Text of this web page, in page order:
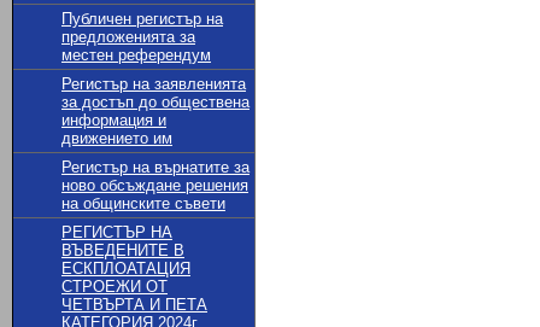
Публичен регистър на
предложенията за
местен референдум
Регистър на заявленията
за достъп до обществена
информация и
движението им
Регистър на върнатите за
ново обсъждане решения
на общинските съвети
РЕГИСТЪР НА
ВЪВЕДЕНИТЕ В
ЕСКПЛОАТАЦИЯ
СТРОЕЖИ ОТ
ЧЕТВЪРТА И ПЕТА
КАТЕГОРИЯ 2024г.